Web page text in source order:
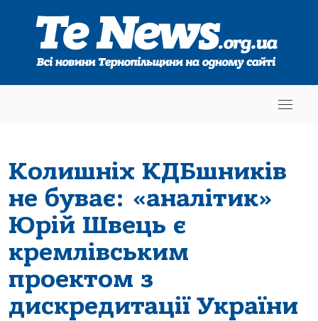
Колишніх КДБшників
не буває: «аналітик»
Юрій Швець є
кремлівським
проектом з
дискредитації України